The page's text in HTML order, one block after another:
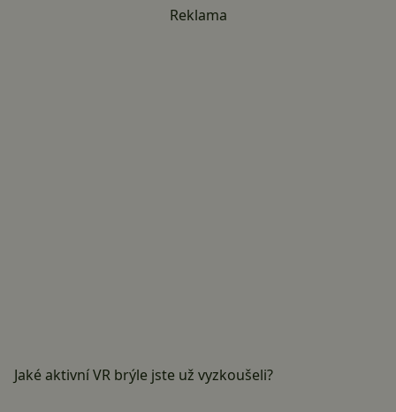
Reklama
Jaké aktivní VR brýle jste už vyzkoušeli?